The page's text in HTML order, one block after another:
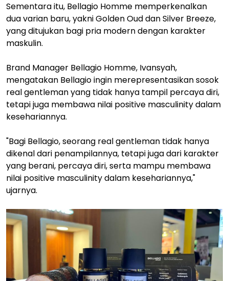
Sementara itu, Bellagio Homme memperkenalkan
dua varian baru, yakni Golden Oud dan Silver Breeze,
yang ditujukan bagi pria modern dengan karakter
maskulin.
Brand Manager Bellagio Homme, Ivansyah,
mengatakan Bellagio ingin merepresentasikan sosok
real gentleman yang tidak hanya tampil percaya diri,
tetapi juga membawa nilai positive masculinity dalam
kesehariannya.
"Bagi Bellagio, seorang real gentleman tidak hanya
dikenal dari penampilannya, tetapi juga dari karakter
yang berani, percaya diri, serta mampu membawa
nilai positive masculinity dalam kesehariannya,"
ujarnya.